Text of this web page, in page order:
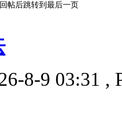
回帖后跳转到最后一页
8-9 03:31 ,